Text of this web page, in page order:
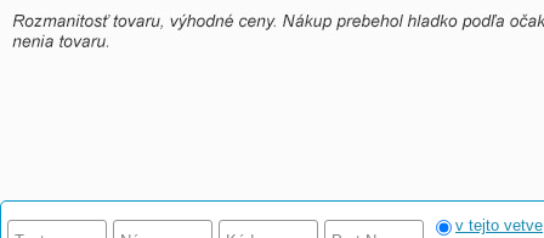
v tejto vetve